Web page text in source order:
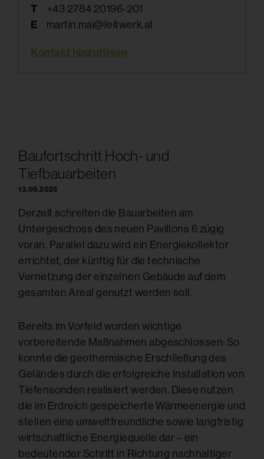
T +43 2784 20196-201
E martin.mai@leitwerk.at
Kontakt hinzufügen
Baufortschritt Hoch- und
Tiefbauarbeiten
13.05.2025
Derzeit schreiten die Bauarbeiten am
Untergeschoss des neuen Pavillons 6 zügig
voran. Parallel dazu wird ein Energiekollektor
errichtet, der künftig für die technische
Vernetzung der einzelnen Gebäude auf dem
gesamten Areal genutzt werden soll.
Bereits im Vorfeld wurden wichtige
vorbereitende Maßnahmen abgeschlossen: So
konnte die geothermische Erschließung des
Geländes durch die erfolgreiche Installation von
Tiefensonden realisiert werden. Diese nutzen
die im Erdreich gespeicherte Wärmeenergie und
stellen eine umweltfreundliche sowie langfristig
wirtschaftliche Energiequelle dar – ein
bedeutender Schritt in Richtung nachhaltiger